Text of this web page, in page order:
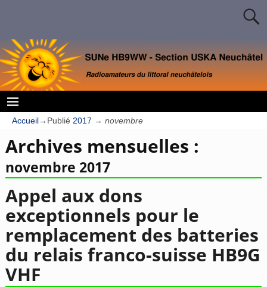
Accueil→Publié 2017 → novembre
Archives mensuelles :
novembre 2017
Appel aux dons
exceptionnels pour le
remplacement des batteries
du relais franco-suisse HB9G
VHF